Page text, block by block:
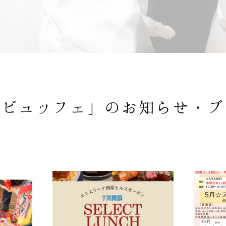
ュッフェ」の お知らせ・